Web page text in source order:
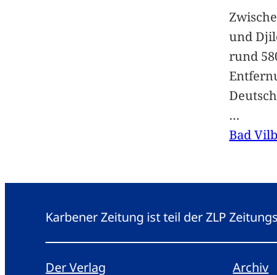
und
rund
…
Bad
Karbener Zeitung ist teil der ZLP
Der Verlag Archiv